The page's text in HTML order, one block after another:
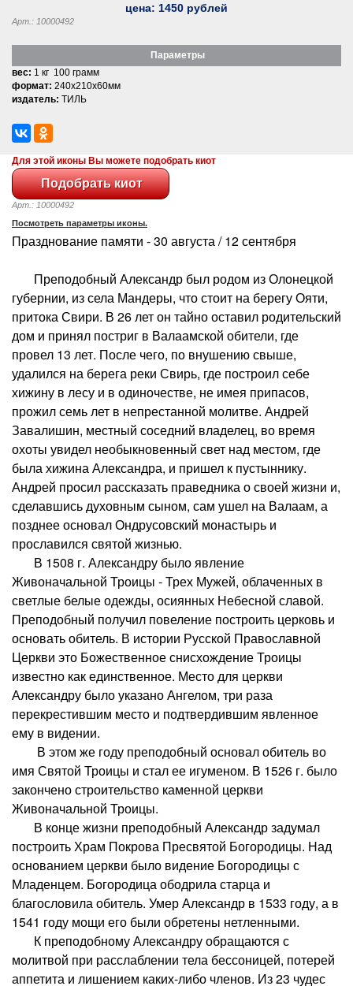
цена: 1450 рублей
Арт.: 10000492
Параметры
вес: 1 кг 100 грамм
формат: 240x210x60мм
издатель: ТИЛЬ
Для этой иконы Вы можете подобрать киот
Арт.: 10000492
Посмотреть параметры иконы.
Празднование памяти - 30 августа / 12 сентября
Преподобный Александр был родом из Олонецкой
губернии, из села Мандеры, что стоит на берегу Ояти,
притока Свири. В 26 лет он тайно оставил родительский
дом и принял постриг в Валаамской обители, где
провел 13 лет. После чего, по внушению свыше,
удалился на берега реки Свирь, где построил себе
хижину в лесу и в одиночестве, не имея припасов,
прожил семь лет в непрестанной молитве. Андрей
Завалишин, местный соседний владелец, во время
охоты увидел необыкновенный свет над местом, где
была хижина Александра, и пришел к пустыннику.
Андрей просил рассказать праведника о своей жизни и,
сделавшись духовным сыном, сам ушел на Валаам, а
позднее основал Ондрусовский монастырь и
прославился святой жизнью.
В 1508 г. Александру было явление
Живоначальной Троицы - Трех Мужей, облаченных в
светлые белые одежды, осиянных Небесной славой.
Преподобный получил повеление построить церковь и
основать обитель. В истории Русской Православной
Церкви это Божественное снисхождение Троицы
известно как единственное. Место для церкви
Александру было указано Ангелом, три раза
перекрестившим место и подтвердившим явленное
ему в видении.
В этом же году преподобный основал обитель во
имя Святой Троицы и стал ее игуменом. В 1526 г. было
закончено строительство каменной церкви
Живоначальной Троицы.
В конце жизни преподобный Александр задумал
построить Храм Покрова Пресвятой Богородицы. Над
основанием церкви было видение Богородицы с
Младенцем. Богородица ободрила старца и
благословила обитель. Умер Александр в 1533 году, а в
1541 году мощи его были обретены нетленными.
К преподобному Александру обращаются с
молитвой при расслаблении тела бессоницей, потерей
аппетита и лишением каких-либо членов. Из 23 чудес